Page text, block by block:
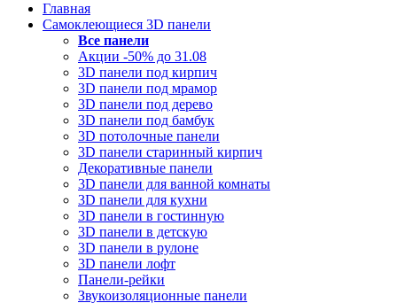
Главная
Самоклеющиеся 3D панели
Все панели
Акции -50% до 31.08
3D панели под кирпич
3D панели под мрамор
3D панели под дерево
3D панели под бамбук
3D потолочные панели
3D панели старинный кирпич
Декоративные панели
3D панели для ванной комнаты
3D панели для кухни
3D панели в гостинную
3D панели в детскую
3D панели в рулоне
3D панели лофт
Панели-рейки
Звукоизоляционные панели